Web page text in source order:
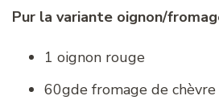
Pur la variante oignon/
1 oignon rouge
60gde fromage de